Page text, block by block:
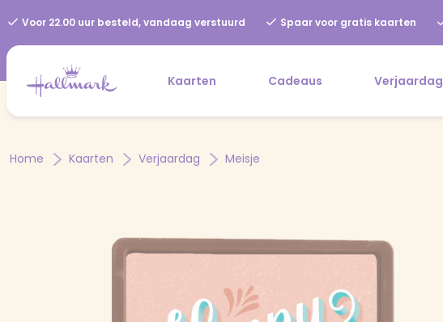
Voor 22.00 uur besteld, vandaag verstuurd Spaar voor gratis kaarten
Kaarten Cadeaus Verjaardag
Home Kaarten Verjaardag Meisje